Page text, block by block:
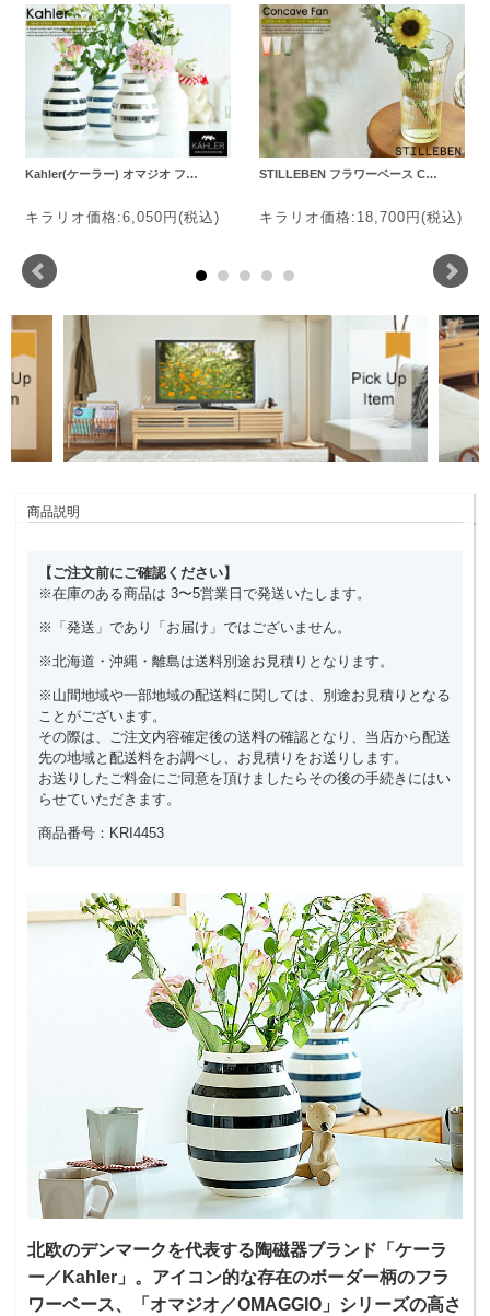
Kahler(ケーラー) オマジオ フ…
キラリオ価格:6,050円(税込)
STILLEBEN フラワーベース C…
キラリオ価格:18,700円(税込)
商品説明
【ご注文前にご確認ください】
※在庫のある商品は 3〜5営業日で発送いたします。
※「発送」であり「お届け」ではございません。
※北海道・沖縄・離島は送料別途お見積りとなります。
※山間地域や一部地域の配送料に関しては、別途お見積りとなる
ことがございます。
その際は、ご注文内容確定後の送料の確認となり、当店から配送
先の地域と配送料をお調べし、お見積りをお送りします。
お送りしたご料金にご同意を頂けましたらその後の手続きにはい
らせていただきます。
商品番号：KRI4453
北欧のデンマークを代表する陶磁器ブランド「ケーラ
ー／Kahler」。アイコン的な存在のボーダー柄のフラ
ワーベース、「オマジオ／OMAGGIO」シリーズの高さ